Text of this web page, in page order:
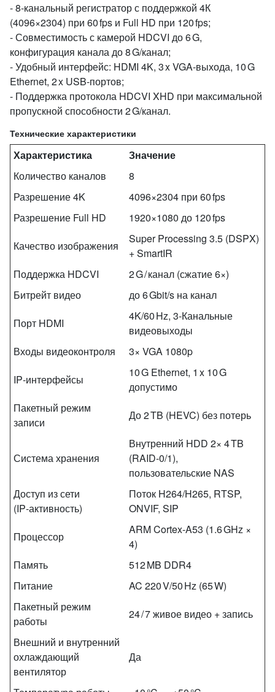
- 8‑канальный регистратор с поддержкой 4К
(4096×2304) при 60 fps и Full HD при 120 fps;
- Совместимость с камерой HDCVI до 6 G,
конфигурация канала до 8 G/канал;
- Удобный интерфейс: HDMI 4K, 3 x VGA‑выхода, 10 G
Ethernet, 2 x USB‑портов;
- Поддержка протокола HDCVI XHD при максимальной
пропускной способности 2 G/канал.
Технические характеристики
Характеристика
Значение
Количество каналов
8
Разрешение 4K
4096×2304 при 60 fps
Разрешение Full HD
1920×1080 до 120 fps
Качество изображения
Super Processing 3.5 (DSPX)
+ SmartIR
Поддержка HDCVI
2 G / канал (сжатие 6×)
Битрейт видео
до 6 Gbit/s на канал
Порт HDMI
4K/60 Hz, 3‑Канальные
видеовыходы
Входы видеоконтроля
3× VGA 1080p
IP‑интерфейсы
10 G Ethernet, 1 x 10 G
допустимо
Пакетный режим
записи
До 2 TB (HEVC) без потерь
Система хранения
Внутренний HDD 2× 4 TB
(RAID‑0/1),
пользовательские NAS
Доступ из сети
(IP‑активность)
Поток H264/H265, RTSP,
ONVIF, SIP
Процессор
ARM Cortex‑A53 (1.6 GHz ×
4)
Память
512 MB DDR4
Питание
AC 220 V/50 Hz (65 W)
Пакетный режим
работы
24 / 7 живое видео + запись
Внешний и внутренний
охлаждающий
вентилятор
Да